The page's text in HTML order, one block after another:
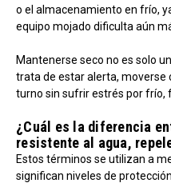
o el almacenamiento en frío,
equipo mojado dificulta aún
Mantenerse seco no es solo
trata de estar alerta, moverse
turno sin sufrir estrés por frío,
¿Cuál es la diferencia
resistente al agua,
Estos términos se utilizan a
significan niveles de